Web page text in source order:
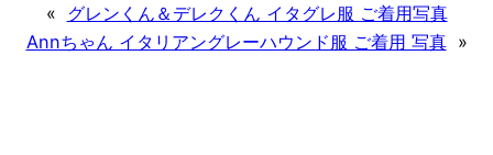
« グレンくん＆デレクくん イタグレ服 ご着用写真
Annちゃん イタリアングレーハウンド服 ご着用 写真 »